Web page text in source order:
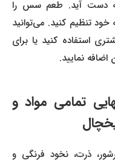
آید. طعم سس را
تنظیم کنید. می‌توانید
استفاده کنید یا برای
نمایید.
تمامی مواد و
ذرت، نخود فرنگی و